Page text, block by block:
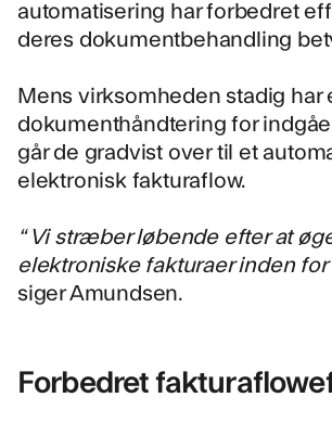
automatisering har forbedret
deres dokumentbehandling
Mens virksomheden stadig har
dokumenthåndtering for
går de gradvist over til et
elektronisk fakturaflow.
“ Vi stræber løbende efter at
elektroniske fakturaer inden for
siger Amundsen.
Forbedret